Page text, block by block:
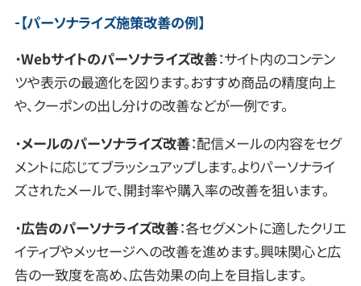
【パーソナライズ施策改善の例】
・Webサイトのパーソナライズ改善：サイト内のコンテン
ツや表示の最適化を図ります。おすすめ商品の精度向上
や、クーポンの出し分けの改善などが一例です。
・メールのパーソナライズ改善：配信メールの内容をセグ
メントに応じてブラッシュアップします。よりパーソナライ
ズされたメールで、開封率や購入率の改善を狙います。
・広告のパーソナライズ改善：各セグメントに適したクリエ
イティブやメッセージへの改善を進めます。興味関心と広
告の一致度を高め、広告効果の向上を目指します。